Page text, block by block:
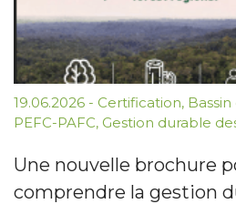
19.06.2026 - Certification,
PEFC-PAFC, Gestion durable
Une nouvelle brochure
comprendre la gestion